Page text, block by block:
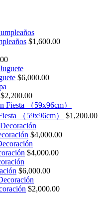
$1,600.00
$6,000.00
$2,200.00
（59x96cm） $1,200.00
$4,000.00
$4,000.00
$6,000.00
$2,000.00